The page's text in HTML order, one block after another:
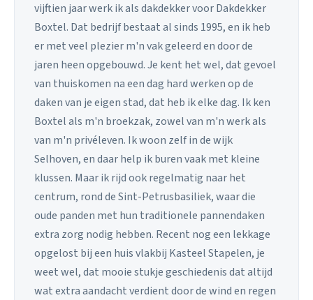
vijftien jaar werk ik als dakdekker voor Dakdekker
Boxtel. Dat bedrijf bestaat al sinds 1995, en ik heb
er met veel plezier m'n vak geleerd en door de
jaren heen opgebouwd. Je kent het wel, dat gevoel
van thuiskomen na een dag hard werken op de
daken van je eigen stad, dat heb ik elke dag. Ik ken
Boxtel als m'n broekzak, zowel van m'n werk als
van m'n privéleven. Ik woon zelf in de wijk
Selhoven, en daar help ik buren vaak met kleine
klussen. Maar ik rijd ook regelmatig naar het
centrum, rond de Sint-Petrusbasiliek, waar die
oude panden met hun traditionele pannendaken
extra zorg nodig hebben. Recent nog een lekkage
opgelost bij een huis vlakbij Kasteel Stapelen, je
weet wel, dat mooie stukje geschiedenis dat altijd
wat extra aandacht verdient door de wind en regen